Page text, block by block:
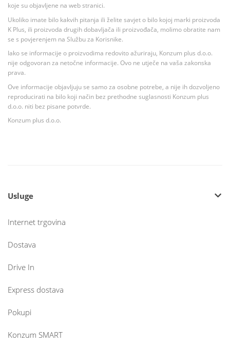
koje su objavljene na web stranici.
Ukoliko imate bilo kakvih pitanja ili želite savjet o bilo kojoj marki proizvoda
K Plus, ili proizvoda drugih dobavljača ili proizvođača, molimo obratite nam
se s povjerenjem na Službu za Korisnike.
Iako se informacije o proizvodima redovito ažuriraju, Konzum plus d.o.o.
nije odgovoran za netočne informacije. Ovo ne utječe na vaša zakonska
prava.
Ove informacije objavljuju se samo za osobne potrebe, a nije ih dozvoljeno
reproducirati na bilo koji način bez prethodne suglasnosti Konzum plus
d.o.o. niti bez pisane potvrde.
Konzum plus d.o.o.
Usluge
Internet trgovina
Dostava
Drive In
Express dostava
Pokupi
Konzum SMART